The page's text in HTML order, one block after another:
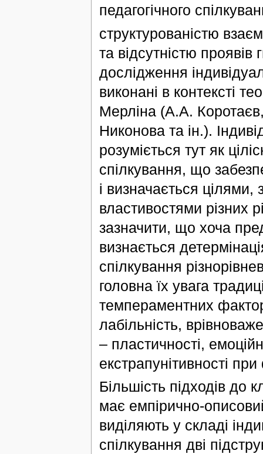
педагогічного
структурованістю
та відсутністю
дослідження
виконані в контексті
Мерліна (А.А.
Никонова та ін.).
розуміється тут як
спілкування, що
і визначається цілями,
властивостями різних
зазначити, що хоча
визнається
спілкування
головна їх увага
темпераментних
лабільність,
– пластичності,
екстрапунітивності при
Більшість підходів до
має емпірично-
виділяють у складі
спілкування дві